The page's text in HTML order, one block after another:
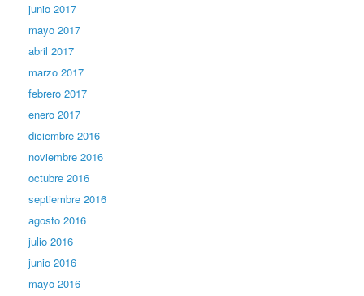
junio 2017
mayo 2017
abril 2017
marzo 2017
febrero 2017
enero 2017
diciembre 2016
noviembre 2016
octubre 2016
septiembre 2016
agosto 2016
julio 2016
junio 2016
mayo 2016